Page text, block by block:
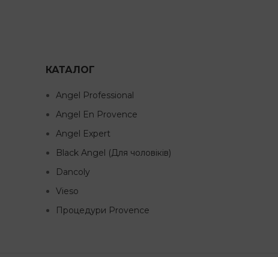
КАТАЛОГ
Angel Professional
Angel En Provence
Angel Expert
Black Angel (Для чоловіків)
Dancoly
Vieso
Процедури Provence